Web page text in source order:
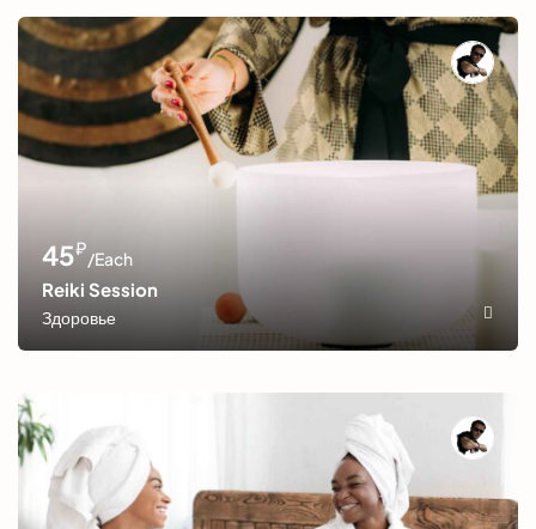
45₽/Each
Reiki Session
Здоровье